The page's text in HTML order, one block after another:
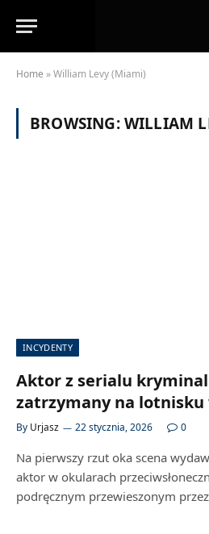
Home »William Levy (Miami)
BROWSING:WILLIAM
INCYDENTY
Aktor z serialu
zatrzymany na lotnisku
By Urjasz 22 stycznia, 2026 0
Na pierwszy rzut oka scena
aktor w okularach
podręcznym przewieszonym